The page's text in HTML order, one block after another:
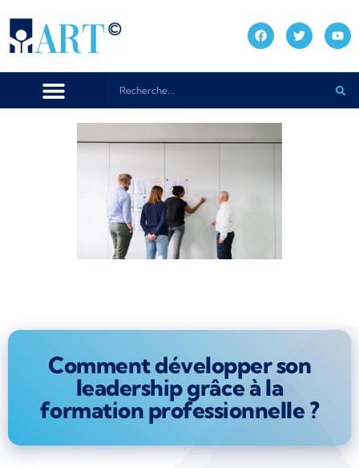
Comment développer son
leadership grâce à la
formation professionnelle ?